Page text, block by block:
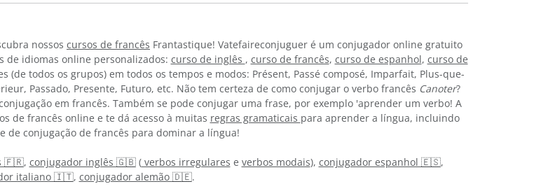
nossos cursos de francês Frantastique! Vatefaireconjuguer é um conjugador online gratuito
de idiomas online personalizados: curso de inglês , curso de francês, curso de espanhol, curso de
(de todos os grupos) em todos os tempos e modos: Présent, Passé composé, Imparfait, Plus-que-
Passado, Presente, Futuro, etc. Não tem certeza de como conjugar o verbo francês Canoter?
em francês. Também se pode conjugar uma frase, por exemplo 'aprender um verbo! A
de francês online e te dá acesso à muitas regras gramaticais para aprender a língua, incluindo
de conjugação de francês para dominar a língua!
🇫🇷, conjugador inglês 🇬🇧(verbos irregulares e verbos modais), conjugador espanhol 🇪🇸,
italiano 🇮🇹, conjugador alemão 🇩🇪.